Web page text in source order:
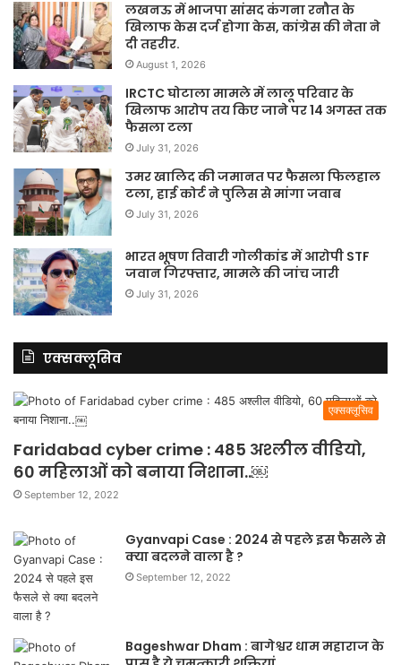
लखनऊ में भाजपा सांसद कंगना रनौत के
खिलाफ केस दर्ज होगा केस, कांग्रेस की नेता ने
दी तहरीर.
August 1, 2026
IRCTC घोटाला मामले में लालू परिवार के
खिलाफ आरोप तय किए जाने पर 14 अगस्त तक
फैसला टला
July 31, 2026
उमर खालिद की जमानत पर फैसला फिलहाल
टला, हाई कोर्ट ने पुलिस से मांगा जवाब
July 31, 2026
भारत भूषण तिवारी गोलीकांड में आरोपी STF
जवान गिरफ्तार, मामले की जांच जारी
July 31, 2026
एक्सक्लूसिव
एक्सक्लूसिव
Faridabad cyber crime : 485 अश्लील वीडियो,
60 महिलाओं को बनाया निशाना..￼
September 12, 2022
Gyanvapi Case : 2024 से पहले इस फैसले से
क्या बदलने वाला है ?
September 12, 2022
Bageshwar Dham : बागेश्वर धाम महाराज के